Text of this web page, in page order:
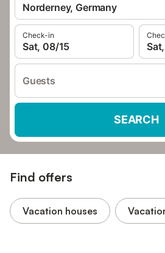
Norderney, Germany
Check-in
Sat, 08/15
Guests
SEARCH
Find offers
Vacation houses